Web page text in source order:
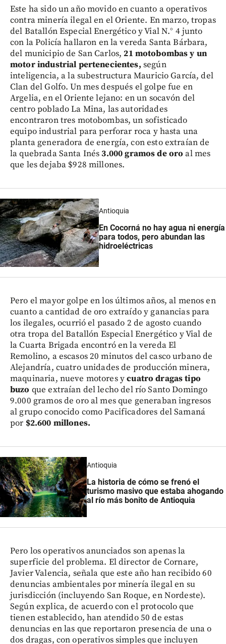
Este ha sido un año movido en cuanto a operativos
contra minería ilegal en el Oriente. En marzo, tropas
del Batallón Especial Energético y Vial N.° 4 junto
con la Policía hallaron en la vereda Santa Bárbara,
del municipio de San Carlos, 21 motobombas y un
motor industrial pertenecientes, según
inteligencia, a la subestructura Mauricio García, del
Clan del Golfo. Un mes después el golpe fue en
Argelia, en el Oriente lejano: en un socavón del
centro poblado La Mina, las autoridades
encontraron tres motobombas, un sofisticado
equipo industrial para perforar roca y hasta una
planta generadora de energía, con esto extraían de
la quebrada Santa Inés3.000 gramos de oroal mes
que les dejaba $928 millones.
Antioquia
En Cocorná no hay agua ni energía
para todos, pero abundan las
hidroeléctricas
Pero el mayor golpe en los últimos años, al menos en
cuanto a cantidad de oro extraído y ganancias para
los ilegales, ocurrió el pasado 2 de agosto cuando
otra tropa del Batallón Especial Energético y Vial de
la Cuarta Brigada encontró en la vereda El
Remolino, a escasos 20 minutos del casco urbano de
Alejandría, cuatro unidades de producción minera,
maquinaria, nueve motores ycuatro dragas tipo
buzo que extraían del lecho del río Santo Domingo
9.000 gramos de oro al mes que generaban ingresos
al grupo conocido como Pacificadores del Samaná
por $2.600 millones.
Antioquia
La historia de cómo se frenó el
turismo masivo que estaba ahogando
al río más bonito de Antioquia
Pero los operativos anunciados son apenas la
superficie del problema. El director de Cornare,
Javier Valencia, señala que este año han recibido 60
denuncias ambientales por minería ilegal en su
jurisdicción (incluyendo San Roque, en Nordeste).
Según explica, de acuerdo con el protocolo que
tienen establecido, han atendido 50 de estas
denuncias en las que reportaron presencia de una o
dos dragas, con operativos simples que incluyen